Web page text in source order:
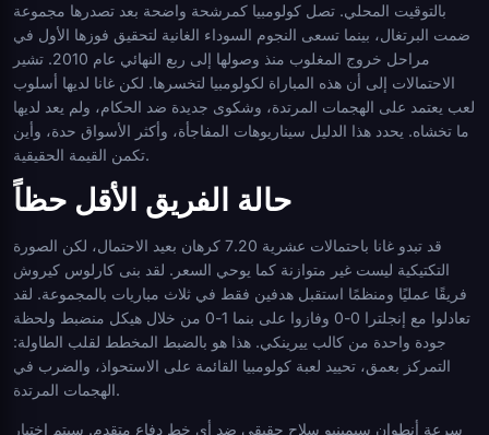
بالتوقيت المحلي. تصل كولومبيا كمرشحة واضحة بعد تصدرها مجموعة
ضمت البرتغال، بينما تسعى النجوم السوداء الغانية لتحقيق فوزها الأول في
مراحل خروج المغلوب منذ وصولها إلى ربع النهائي عام 2010. تشير
الاحتمالات إلى أن هذه المباراة لكولومبيا لتخسرها. لكن غانا لديها أسلوب
لعب يعتمد على الهجمات المرتدة، وشكوى جديدة ضد الحكام، ولم يعد لديها
ما تخشاه. يحدد هذا الدليل سيناريوهات المفاجأة، وأكثر الأسواق حدة، وأين
تكمن القيمة الحقيقية.
حالة الفريق الأقل حظاً
قد تبدو غانا باحتمالات عشرية 7.20 كرهان بعيد الاحتمال، لكن الصورة
التكتيكية ليست غير متوازنة كما يوحي السعر. لقد بنى كارلوس كيروش
فريقًا عمليًا ومنظمًا استقبل هدفين فقط في ثلاث مباريات بالمجموعة. لقد
تعادلوا مع إنجلترا 0-0 وفازوا على بنما 1-0 من خلال هيكل منضبط ولحظة
جودة واحدة من كالب ييرينكي. هذا هو بالضبط المخطط لقلب الطاولة:
التمركز بعمق، تحييد لعبة كولومبيا القائمة على الاستحواذ، والضرب في
الهجمات المرتدة.
سرعة أنطوان سيمينيو سلاح حقيقي ضد أي خط دفاع متقدم. سيتم اختبار